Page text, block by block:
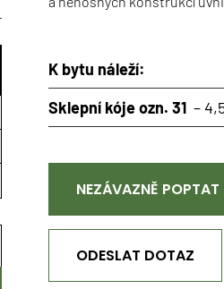
K bytu náleží:
Sklepní kóje ozn. 31 –
NEZÁVAZNĚ POPTAT
ODESLAT DOTAZ